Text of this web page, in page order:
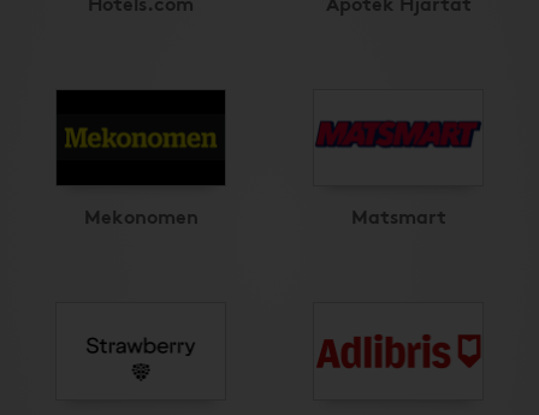
Mekonomen Matsmart